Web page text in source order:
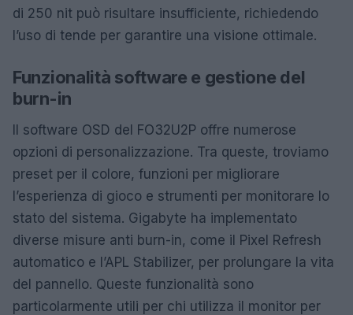
di 250 nit può risultare insufficiente, richiedendo
l’uso di tende per garantire una visione ottimale.
Funzionalità software e gestione del
burn-in
Il software OSD del FO32U2P offre numerose
opzioni di personalizzazione. Tra queste, troviamo
preset per il colore, funzioni per migliorare
l’esperienza di gioco e strumenti per monitorare lo
stato del sistema. Gigabyte ha implementato
diverse misure anti burn-in, come il Pixel Refresh
automatico e l’APL Stabilizer, per prolungare la vita
del pannello. Queste funzionalità sono
particolarmente utili per chi utilizza il monitor per